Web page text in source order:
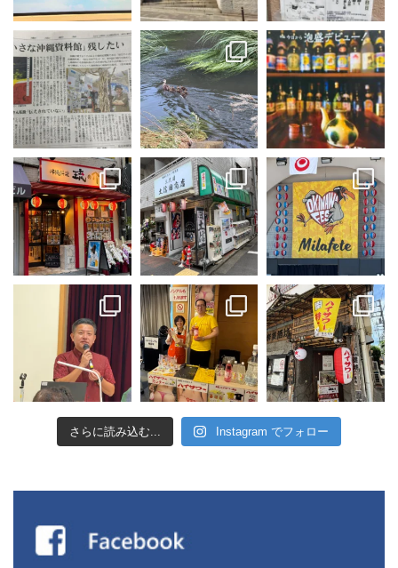
さらに読み込む... Instagram でフォロー